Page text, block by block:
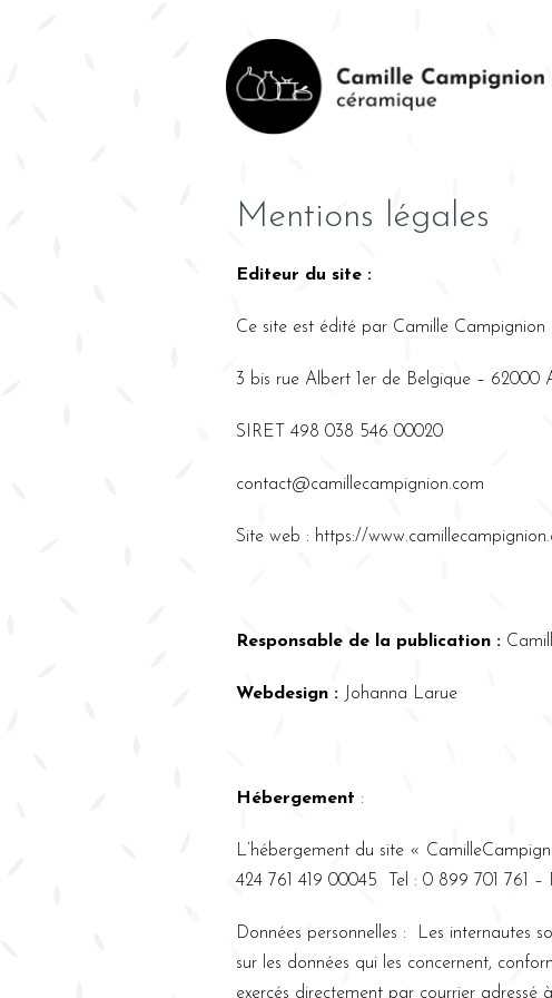
Mentions légales
Editeur du site :
Ce site est édité par Camille Campignion
3 bis rue Albert 1er de Belgique – 62000
SIRET 498 038 546 00020
contact@camillecampignion.com
Site web : https://
Responsable de la publication :
Webdesign : Johanna Larue
Hébergement :
L’hébergement du site «
424 761 419 00045 Tel : 0 899 701 761
Données personnelles : Les internautes
sur les données qui les concernent,
exercés directement par courrier